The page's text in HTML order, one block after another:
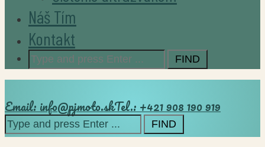
Náš Tím
Kontakt
Search
for:
Email: info@pjmoto.skTel.: +421 908 190 919
Search
for: